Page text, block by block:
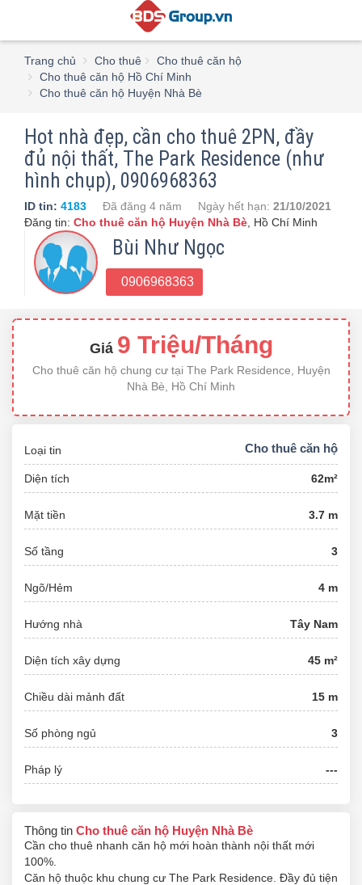
Trang chủ Cho thuê
Cho thuê căn hộ
Cho thuê căn hộ Hồ Chí Minh
Cho thuê căn hộ Huyện Nhà Bè
Hot nhà đẹp, cần cho thuê 2PN, đầy
đủ nội thất, The Park Residence (như
hình chụp), 0906968363
ID tin: 4183 Đã đăng 4 năm Ngày hết hạn: 21/10/2021
Đăng tin: Cho thuê căn hộ Huyện Nhà Bè Hồ Chí Minh
Bùi Như Ngọc
0906968363
Giá 9 Triệu/Tháng
Cho thuê căn hộ chung cư tại The Park Residence, Huyện
Nhà Bè, Hồ Chí Minh
Loại tin Cho thuê căn hộ
Diện tích 62m²
Mặt tiền 3.7 m
Số tầng 3
Ngõ/Hẻm 4 m
Hướng nhà Tây Nam
Diện tích xây dựng 45 m²
Chiều dài mảnh đất 15 m
Số phòng ngủ 3
Pháp lý ---
Thông tin Cho thuê căn hộ Huyện Nhà Bè
Cần cho thuê nhanh căn hộ mới hoàn thành nội thất mới
100%.
Căn hộ thuộc khu chung cư The Park Residence. Đầy đủ tiện